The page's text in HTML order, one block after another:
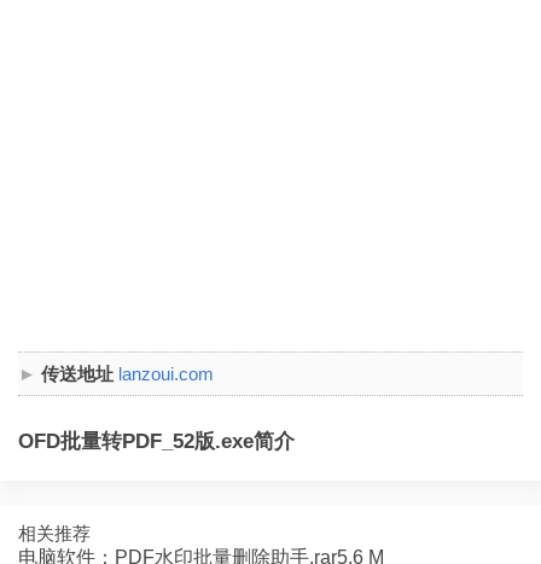
传送地址 lanzoui.com
OFD批量转PDF_52版.exe简介
相关推荐
电脑软件：PDF水印批量删除助手.rar5.6 M